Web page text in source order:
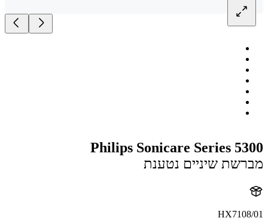
Philips Sonicare Series
שיניים נטענת